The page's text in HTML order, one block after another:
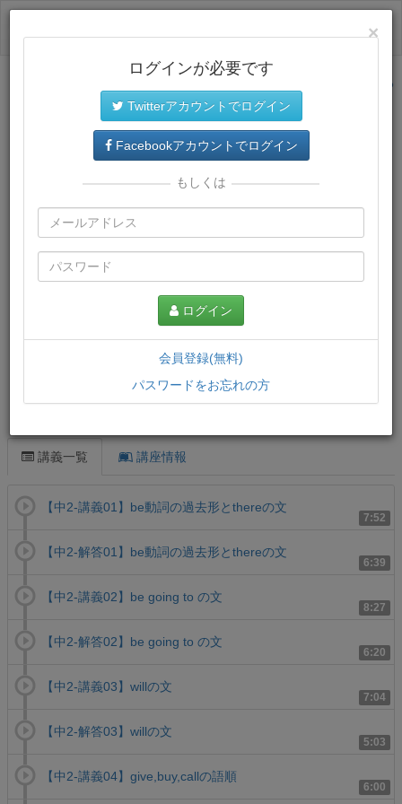
サイトトップに戻る
プレミアム会員では、教材がダウンロードでき、快適な動画
再生環境が提供されます。
講義一覧 講座情報
7:52
【中2-講義01】be動詞の過去形とthereの文
6:39
【中2-解答01】be動詞の過去形とthereの文
8:27
【中2-講義02】be going to の文
6:20
【中2-解答02】be going to の文
7:04
【中2-講義03】willの文
5:03
【中2-解答03】willの文
6:00
【中2-講義04】give,buy,callの語順
×
ログインが必要です
Twitterアカウントでログイン
Facebookアカウントでログイン
もしくは
ログイン
会員登録(無料)
パスワードをお忘れの方